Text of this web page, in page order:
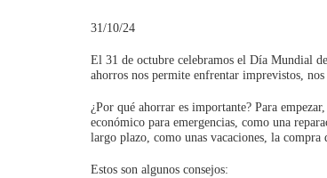
31/10/24
El 31 de octubre celebramos el Día Mundial
ahorros nos permite enfrentar imprevistos,
¿Por qué ahorrar es importante? Para
económico para emergencias, como una
largo plazo, como unas vacaciones, la
Estos son algunos consejos: